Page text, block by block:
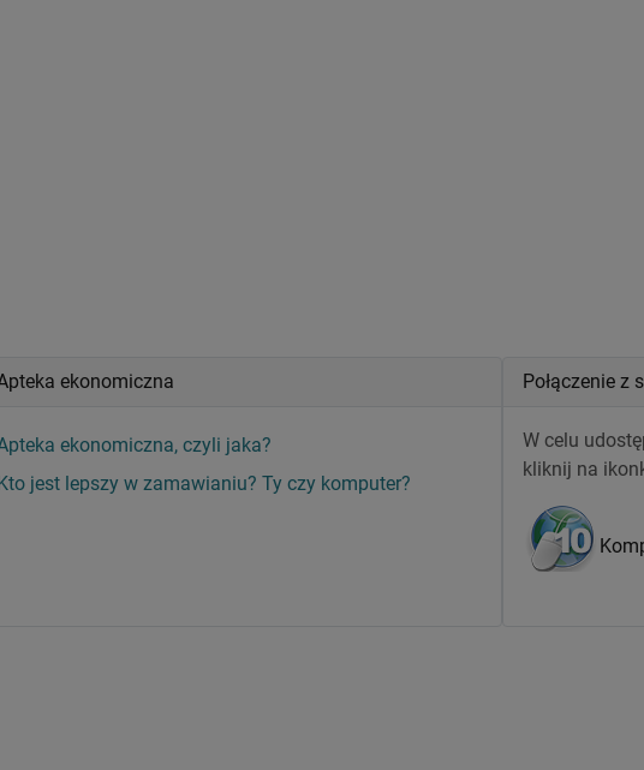
ekonomiczna
ekonomiczna, czyli jaka?
jest lepszy w zamawianiu? Ty czy komputer?
Połączenie z
W celu
kliknij na